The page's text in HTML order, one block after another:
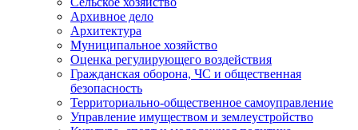
Архивное дело
Архитектура
Муниципальное хозяйство
Оценка регулирующего воздействия
Гражданская оборона, ЧС и общественная
безопасность
Территориально-общественное самоуправление
Управление имуществом и землеустройство